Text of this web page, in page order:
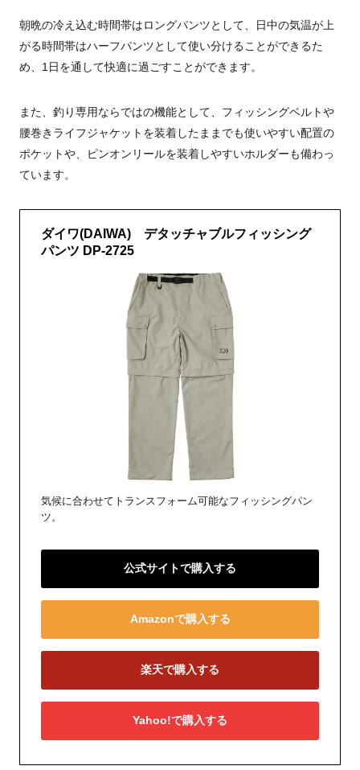
朝晩の冷え込む時間帯はロングパンツとして、日中の気温が上
がる時間帯はハーフパンツとして使い分けることができるた
め、1日を通して快適に過ごすことができます。
また、釣り専用ならではの機能として、フィッシングベルトや
腰巻きライフジャケットを装着したままでも使いやすい配置の
ポケットや、ピンオンリールを装着しやすいホルダーも備わっ
ています。
ダイワ(DAIWA) デタッチャブルフィッシング
パンツ DP-2725
気候に合わせてトランスフォーム可能なフィッシングパン
ツ。
公式サイトで購入する
Amazonで購入する
楽天で購入する
Yahoo!で購入する